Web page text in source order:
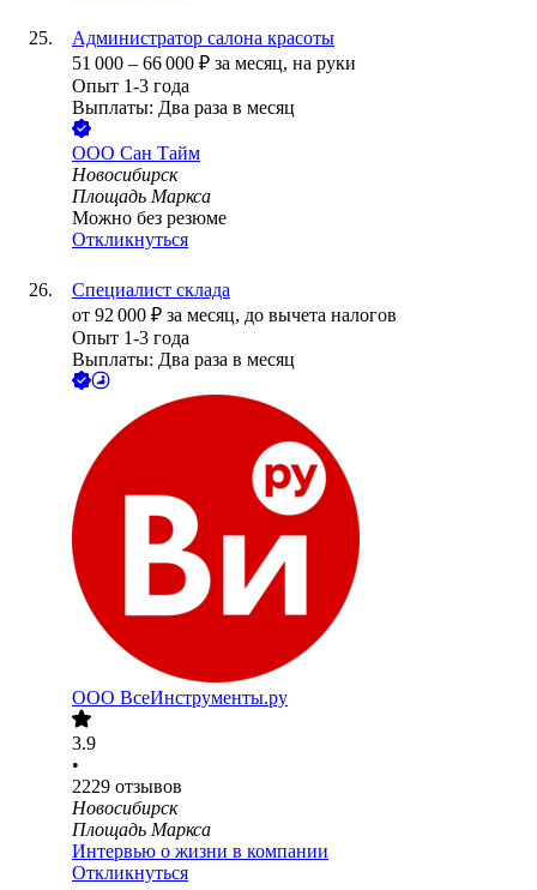
Администратор салона красоты
51 000 – 66 000 ₽ за месяц, на руки
Опыт 1-3 года
Выплаты: Два раза в месяц
ООО Сан Тайм
Новосибирск
Площадь Маркса
Можно без резюме
Откликнуться
Специалист склада
от 92 000 ₽ за месяц, до вычета налогов
Опыт 1-3 года
Выплаты: Два раза в месяц
ООО ВсеИнструменты.ру
3.9
•
2229 отзывов
Новосибирск
Площадь Маркса
Интервью о жизни в компании
Откликнуться